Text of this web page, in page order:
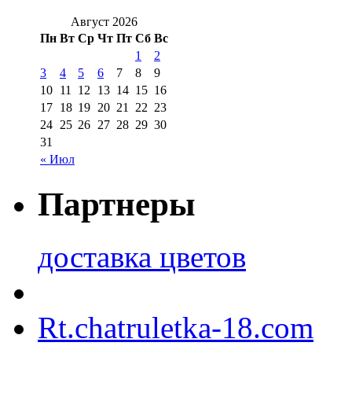
Август 2026
Пн Вт Ср Чт Пт Сб Вс
« Июл
1
2
3
4 5 6 7 8
9
10 11 12 13 14 15 16
17 18 19 20 21 22 23
24 25 26 27 28 29 30
31
Партнеры
доставка цветов
Rt.chatruletka-18.com